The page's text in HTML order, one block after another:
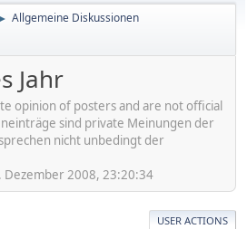
► Allgemeine Diskussionen
Jahr
opinion of posters and are not official
sind private Meinungen der
nicht unbedingt der
Dezember 2008, 23:20:34
USER ACTIONS